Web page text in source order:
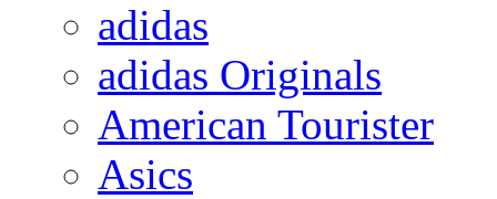
adidas
adidas Originals
American Tourister
Asics